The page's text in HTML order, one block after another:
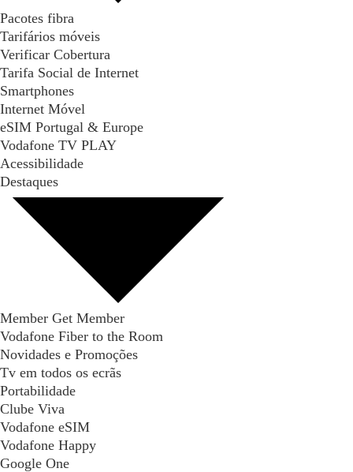
Pacotes fibra
Tarifários móveis
Verificar Cobertura
Tarifa Social de Internet
Smartphones
Internet Móvel
eSIM Portugal & Europe
Vodafone TV PLAY
Acessibilidade
Destaques
Member Get Member
Vodafone Fiber to the Room
Novidades e Promoções
Tv em todos os ecrãs
Portabilidade
Clube Viva
Vodafone eSIM
Vodafone Happy
Google One